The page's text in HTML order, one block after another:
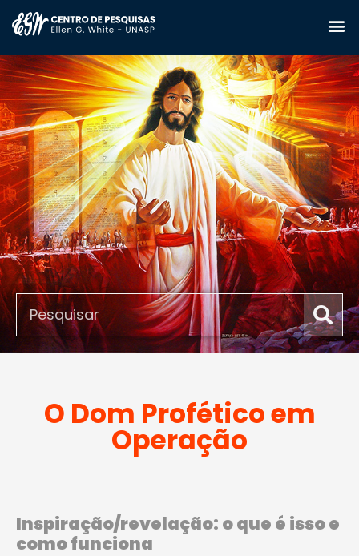
O Dom Profético em
Operação
Inspiração/revelação: o que é isso e
como funciona